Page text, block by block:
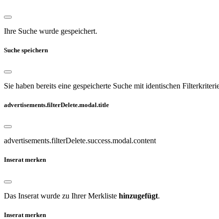
Ihre Suche wurde gespeichert.
Suche speichern
Sie haben bereits eine gespeicherte Suche mit identischen
advertisements.filterDelete.modal.title
advertisements.filterDelete.success.modal.content
Inserat merken
Das Inserat wurde zu Ihrer Merkliste hinzugefügt.
Inserat merken